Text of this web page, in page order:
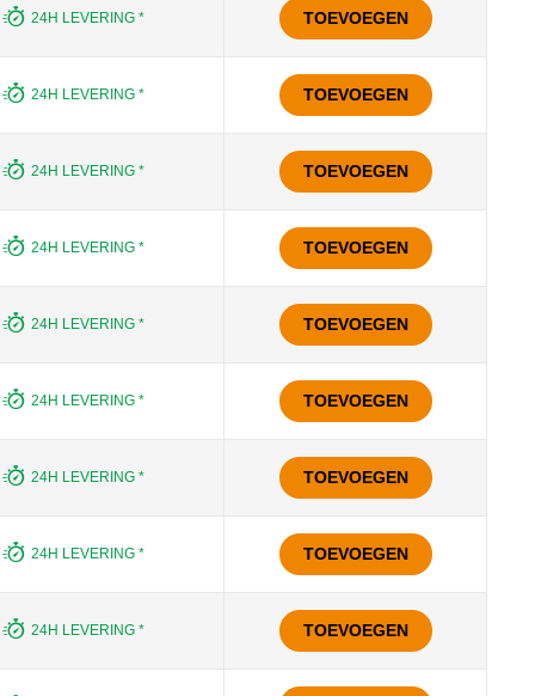
24H LEVERING * TOEVOEGEN
24H LEVERING * TOEVOEGEN
24H LEVERING * TOEVOEGEN
24H LEVERING * TOEVOEGEN
24H LEVERING * TOEVOEGEN
24H LEVERING * TOEVOEGEN
24H LEVERING * TOEVOEGEN
24H LEVERING * TOEVOEGEN
24H LEVERING * TOEVOEGEN